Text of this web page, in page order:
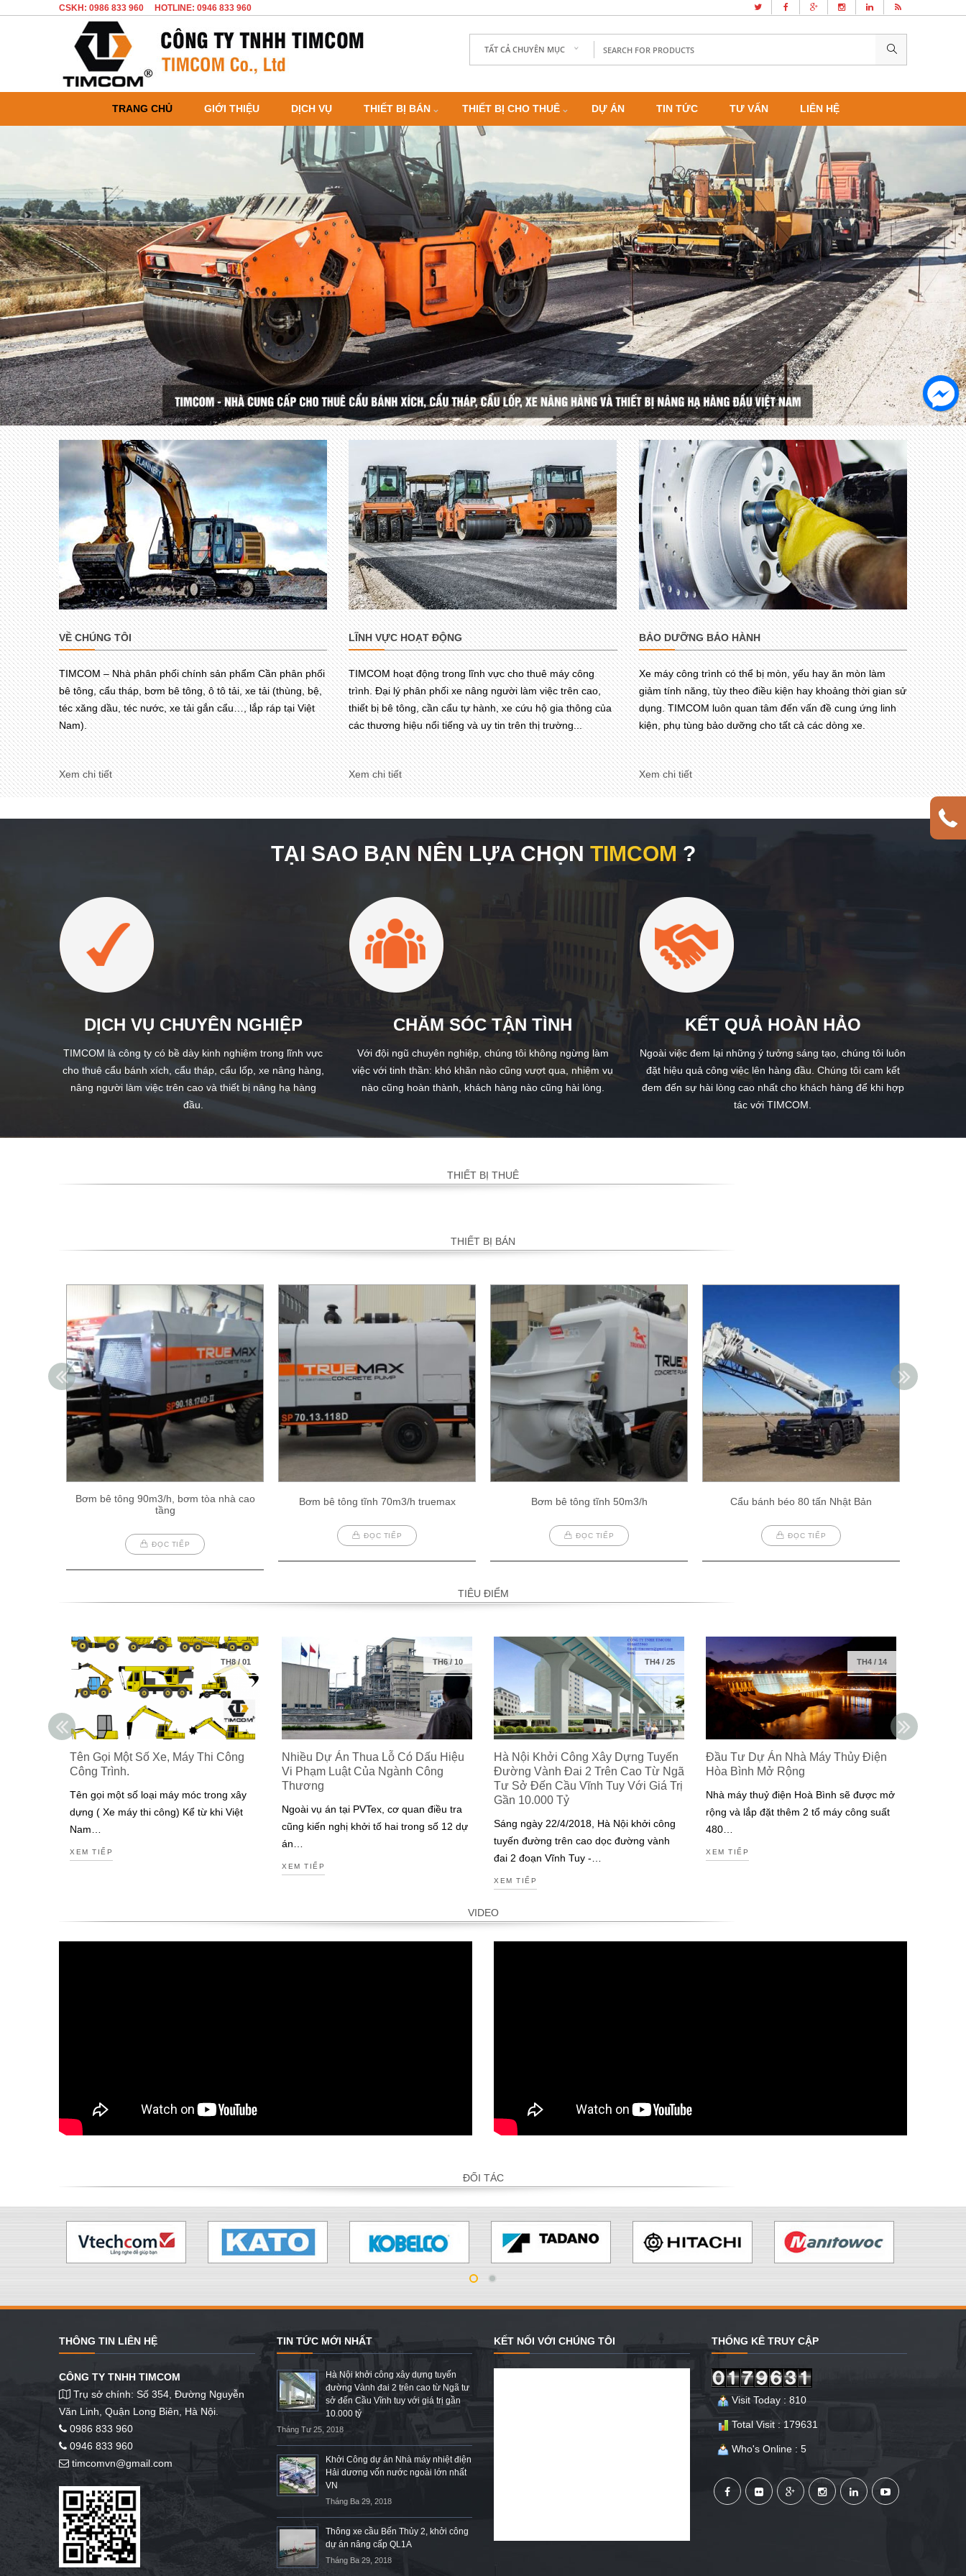
CSKH: 0986 833 960 HOTLINE: 0946 833 960
TẤT CẢ CHUYÊN MỤC
TRANG CHỦ GIỚI THIỆU DỊCH VỤ THIẾT BỊ BÁN THIẾT BỊ CHO THUÊ DỰ ÁN TIN TỨC TƯ VẤN LIÊN HỆ
VỀ CHÚNG TÔI
TIMCOM – Nhà phân phối chính sản phẩm Cần phân phối
bê tông, cẩu tháp, bơm bê tông, ô tô tải, xe tải (thùng, bệ,
téc xăng dầu, téc nước, xe tải gắn cẩu…, lắp ráp tại Việt
Nam).
Xem chi tiết
LĨNH VỰC HOẠT ĐỘNG
TIMCOM hoạt động trong lĩnh vực cho thuê máy công
trình. Đại lý phân phối xe nâng người làm việc trên cao,
thiết bị bê tông, cần cẩu tự hành, xe cứu hộ gia thông của
các thương hiệu nổi tiếng và uy tin trên thị trường...
Xem chi tiết
BẢO DƯỠNG BẢO HÀNH
Xe máy công trình có thể bị mòn, yếu hay ăn mòn làm
giảm tính năng, tùy theo điều kiện hay khoảng thời gian sử
dụng. TIMCOM luôn quan tâm đến vấn đề cung ứng linh
kiện, phụ tùng bảo dưỡng cho tất cả các dòng xe.
Xem chi tiết
TẠI SAO BẠN NÊN LỰA CHỌN TIMCOM ?
DỊCH VỤ CHUYÊN NGHIỆP
TIMCOM là công ty có bề dày kinh nghiệm trong lĩnh vực
cho thuê cẩu bánh xích, cẩu tháp, cẩu lốp, xe nâng hàng,
nâng người làm việc trên cao và thiết bị nâng hạ hàng
đầu.
CHĂM SÓC TẬN TÌNH
Với đội ngũ chuyên nghiệp, chúng tôi không ngừng làm
việc với tinh thần: khó khăn nào cũng vượt qua, nhiệm vụ
nào cũng hoàn thành, khách hàng nào cũng hài lòng.
KẾT QUẢ HOÀN HẢO
Ngoài việc đem lại những ý tưởng sáng tạo, chúng tôi luôn
đặt hiệu quả công việc lên hàng đầu. Chúng tôi cam kết
đem đến sự hài lòng cao nhất cho khách hàng để khi hợp
tác với TIMCOM.
THIẾT BỊ THUÊ
THIẾT BỊ BÁN
Bơm bê tông 90m3/h, bơm tòa nhà cao
tầng
ĐỌC TIẾP
Bơm bê tông tĩnh 70m3/h truemax
ĐỌC TIẾP
Bơm bê tông tĩnh 50m3/h
ĐỌC TIẾP
Cẩu bánh béo 80 tấn Nhật Bản
ĐỌC TIẾP
TIÊU ĐIỂM
TH8/01
Tên Gọi Một Số Xe, Máy Thi Công
Công Trình.
Tên gọi một số loại máy móc trong xây
dựng ( Xe máy thi công) Kể từ khi Việt
Nam…
XEM TIẾP
TH6/10
Nhiều Dự Án Thua Lỗ Có Dấu Hiệu
Vi Phạm Luật Của Ngành Công
Thương
Ngoài vụ án tại PVTex, cơ quan điều tra
cũng kiến nghị khởi tố hai trong số 12 dự
án…
XEM TIẾP
TH4 / 25
Hà Nội Khởi Công Xây Dựng Tuyến
Đường Vành Đai 2 Trên Cao Từ Ngã
Tư Sở Đến Cầu Vĩnh Tuy Với Giá Trị
Gần 10.000 Tỷ
Sáng ngày 22/4/2018, Hà Nội khởi công
tuyến đường trên cao dọc đường vành
đai 2 đoạn Vĩnh Tuy -…
XEM TIẾP
TH4 / 14
Đầu Tư Dự Án Nhà Máy Thủy Điện
Hòa Bình Mở Rộng
Nhà máy thuỷ điện Hoà Bình sẽ được mở
rộng và lắp đặt thêm 2 tổ máy công suất
480…
XEM TIẾP
VIDEO
ĐỐI TÁC
THÔNG TIN LIÊN HỆ
CÔNG TY TNHH TIMCOM
Trụ sở chính: Số 354, Đường Nguyễn
Văn Linh, Quận Long Biên, Hà Nội.
0986 833 960
0946 833 960
timcomvn@gmail.com
TIN TỨC MỚI NHẤT
Hà Nội khởi công xây dựng tuyến
đường Vành đai 2 trên cao từ Ngã tư
sở đến Cầu Vĩnh tuy với giá trị gần
10.000 tỷ
Tháng Tư 25, 2018
Khởi Công dự án Nhà máy nhiệt điện
Hải dương vốn nước ngoài lớn nhất
VN
Tháng Ba 29, 2018
Thông xe cầu Bến Thủy 2, khởi công
dự án nâng cấp QL1A
Tháng Ba 29, 2018
KẾT NỐI VỚI CHÚNG TÔI THỐNG KÊ TRUY CẬP
Visit Today : 810
Total Visit : 179631
Who's Online : 5